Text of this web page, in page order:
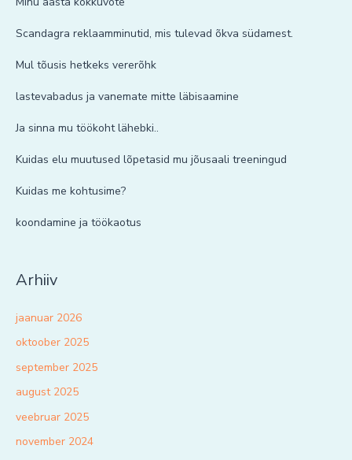
Scandagra reklaamminutid, mis tulevad õkva südamest.
Mul tõusis hetkeks vererõhk
lastevabadus ja vanemate mitte läbisaamine
Ja sinna mu töökoht lähebki..
Kuidas elu muutused lõpetasid mu jõusaali treeningud
Kuidas me kohtusime?
koondamine ja töökaotus
Arhiiv
jaanuar 2026
oktoober 2025
september 2025
august 2025
veebruar 2025
november 2024